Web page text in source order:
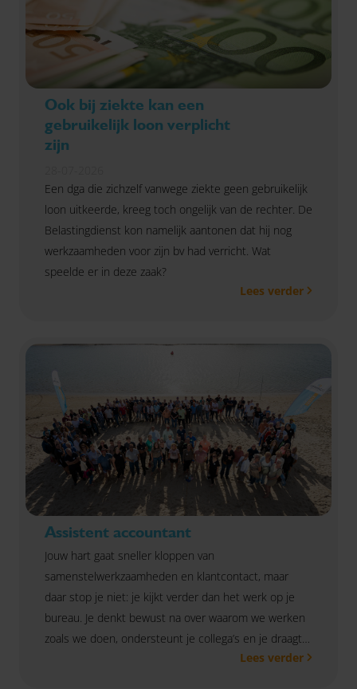
Ook bij ziekte kan een
gebruikelijk loon verplicht
zijn
Een dga die zichzelf vanwege ziekte geen gebruikelijk
loon uitkeerde, kreeg toch ongelijk van de rechter. De
Belastingdienst kon namelijk aantonen dat hij nog
werkzaamheden voor zijn bv had verricht. Wat
speelde er in deze zaak?
Lees verder
Assistent accountant
Jouw hart gaat sneller kloppen van
samenstelwerkzaamheden en klantcontact, maar
daar stop je niet: je kijkt verder dan het werk op je
bureau. Je denkt bewust na over waarom we werken
zoals we doen, ondersteunt je collega’s en je draagt
actief bij aan het verbeteren van interne processen.
Lees verder